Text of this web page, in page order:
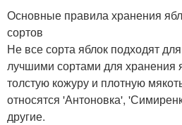
Основные правила хранения
сортов
Не все сорта яблок подходят
лучшими сортами для хранения
толстую кожуру и плотную
относятся 'Антоновка',
другие.